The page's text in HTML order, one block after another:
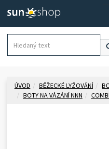
ÚVOD BĚŽECKÉ LYŽOVÁNÍ
BOTY NA VÁZÁNÍ NNN
COMBI